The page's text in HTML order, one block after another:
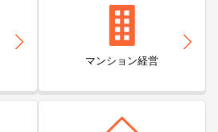
マンション経営